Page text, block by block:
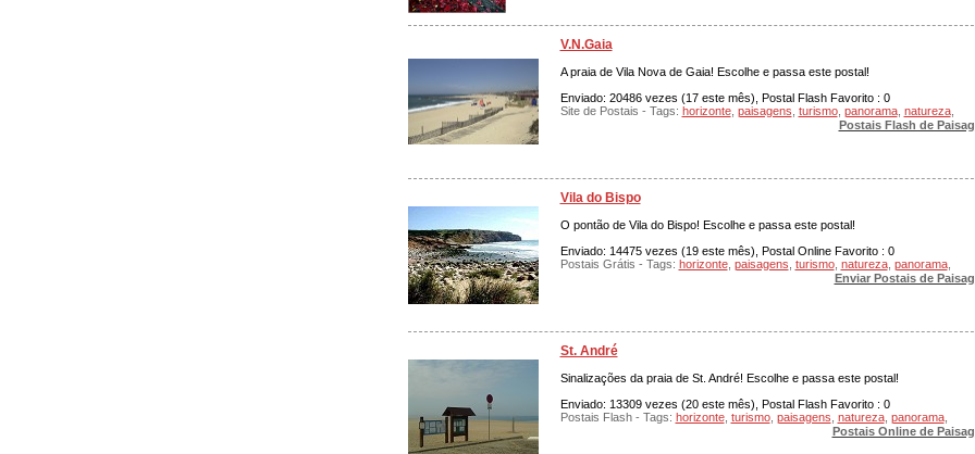
V.N.Gaia
A praia de Vila Nova de Gaia! Escolhe e passa este postal!
Enviado: 20486 vezes (17 este mês), Postal Flash Favorito : 0
Site de Postais - Tags: horizonte, paisagens turismo, panorama, natureza,
Postais Flash de
Vila do Bispo
O pontão de Vila do Bispo! Escolhe e passa este postal!
Enviado: 14475 vezes (19 este mês), Postal Online Favorito : 0
Postais Grátis - Tags: horizonte, paisagens turismo, natureza, panorama,
Enviar Postais de
St. André
Sinalizações da praia de St. André! Escolhe e passa este postal!
Enviado: 13309 vezes (20 este mês), Postal Flash Favorito : 0
Postais Flash - Tags: horizonte, turismo, paisagens natureza, panorama,
Postais Online de